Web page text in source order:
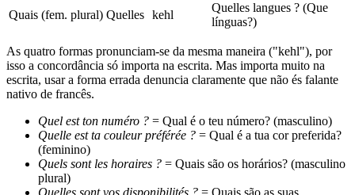
Quais (fem. plural) Quelles kehl
Quelles langues ? (Que
línguas?)
As quatro formas pronunciam-se da mesma maneira ("kehl"), por
isso a concordância só importa na escrita. Mas importa muito na
escrita, usar a forma errada denuncia claramente que não és falante
nativo de francês.
Quel est ton numéro ? = Qual é o teu número? (masculino)
Quelle est ta couleur préférée ? = Qual é a tua cor preferida?
(feminino)
Quels sont les horaires ? = Quais são os horários? (masculino
plural)